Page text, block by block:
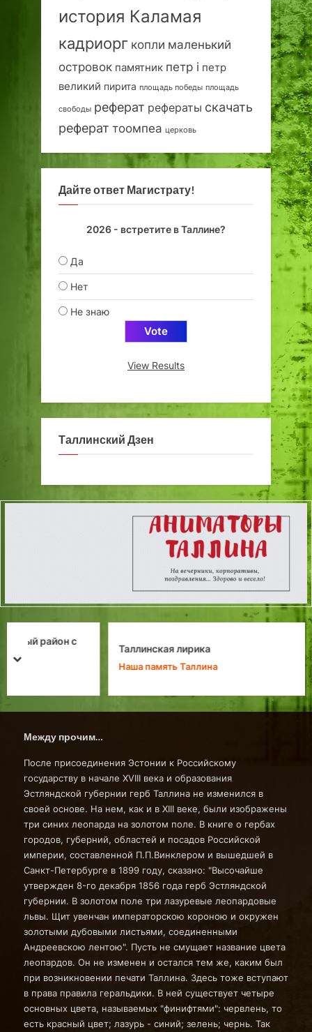
история Каламая
кадриорг копли маленький
островок памятник петр i петр
великий пирита площадь победы площадь
свободы реферат рефераты скачать
реферат тоомпеа церковь
Дайте ответ Магистрату!
2026 - встретите в Таллине?
Да
Нет
Не знаю
View Results
Таллинский Дзен
Таллинская лирика
Наша память Таллина
prev
next
Между прочим…
После присоединения Эстонии к Российскому
государству в начале XVIII века и образования
Эстляндской губернии герб Таллина не изменился в
своей основе. На нем, как и в XIII веке, были изображены
три синих леопарда на золотом поле. В книге о гербах
городов, губерний, областей и посадов Российской
империи, составленной П.П.Винклером и вышедшей в
Санкт-Петербурге в 1899 году, сказано: "Высочайше
утвержден 8-го декабря 1856 года герб Эстляндской
губернии. В золотом поле три лазуревые леопардовые
львы. Щит увенчан императорскою короною и окружен
золотыми дубовыми листьями, соединенными
Андреевскою лентою". Пусть не смущает название цвета
леопардов. Он не изменен и остался тем же, каким был
при возникновении печати Таллина. Здесь тоже вступают
в права правила геральдики. В ней существует четыре
основных цвета, называемых "финифтями": червлень, то
есть красный цвет; лазурь - синий; зелень; чернь. Так